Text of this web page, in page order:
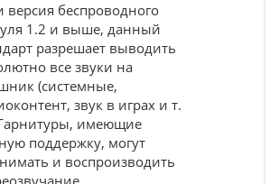
версия беспроводного
1.2 и выше, данный
разрешает выводить
все звуки на
(системные,
звук в играх и т.
имеющие
поддержку, могут
и воспроизводить